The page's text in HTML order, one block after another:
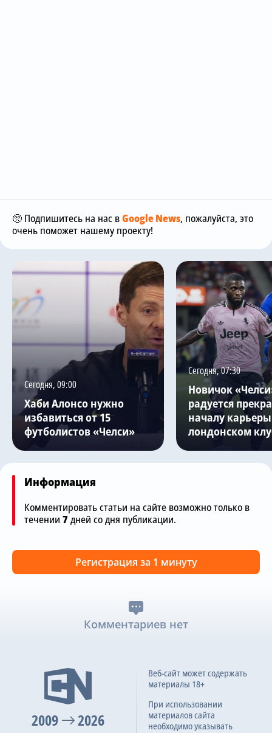
🥺 Подпишитесь на нас вGoogle News, пожалуйста, это
очень поможет нашему проекту!
Сегодня, 09:00
Хаби Алонсо нужно
избавиться от 15
футболистов «Челси»
Сегодня, 07:30
Новичок
радуется
началу
лондонском
Информация
Комментировать статьи на сайте возможно только в
течении 7дней со дня публикации.
Регистрация за 1 минуту
Комментариев нет
2009 2026
Веб-сайт может содержать
материалы 18+
При использовании
материалов сайта
необходимо указывать